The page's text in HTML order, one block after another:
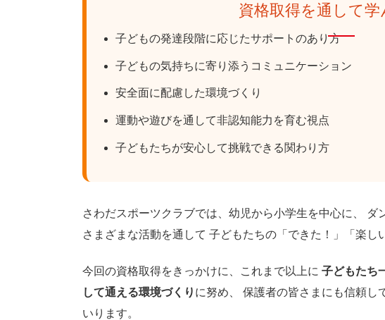
資格取得を通して学
子どもの発達段階に応じたサポートのあり方
子どもの気持ちに寄り添うコミュニケーション
安全面に配慮した環境づくり
運動や遊びを通して非認知能力を育む視点
子どもたちが安心して挑戦できる関わり方
さわだスポーツクラブでは、幼児から小学生を中心に、 ダ
さまざまな活動を通して 子どもたちの「できた！」「楽し
今回の資格取得をきっかけに、これまで以上に 子どもたち
して通える環境づくり に努め、 保護者の皆さまにも信頼し
いります。